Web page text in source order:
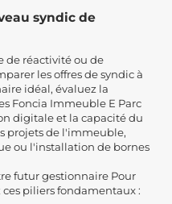
syndic de
de réactivité ou de
les offres de syndic à
idéal, évaluez la
Foncia Immeuble E Parc
digitale et la capacité du
projets de l'immeuble,
ou l'installation de bornes
futur gestionnaire Pour
piliers fondamentaux :